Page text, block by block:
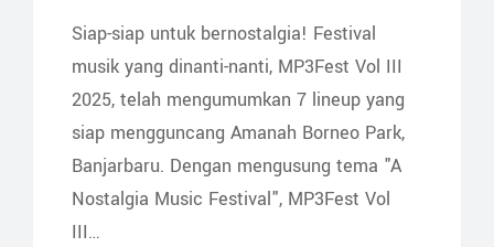
Siap-siap untuk bernostalgia! Festival
musik yang dinanti-nanti, MP3Fest Vol III
2025, telah mengumumkan 7 lineup yang
siap mengguncang Amanah Borneo Park,
Banjarbaru. Dengan mengusung tema "A
Nostalgia Music Festival", MP3Fest Vol
III…